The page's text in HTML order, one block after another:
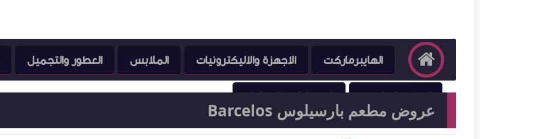
الهايبرماركت الاجهزة والاليكترونيات الملابس العطور والتجميل
النوادي الرياضية الصيدليات والمعامل
عروض مطعم بارسيلوس Barcelos